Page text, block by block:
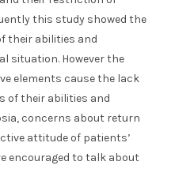
this study showed the
their abilities and
situation. However the
elements cause the lack
of their abilities and
concerns about return
attitude of patients’
encouraged to talk about